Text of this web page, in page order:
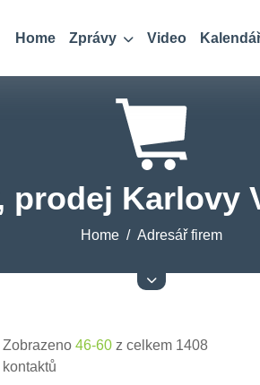
Home Zprávy Video
prodej Karlovy
Home Adresář firem
Zobrazeno 46-60 z celkem 1408
kontaktů